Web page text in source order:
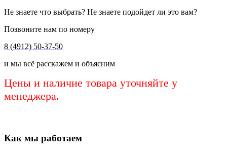
Не знаете что выбрать? Не знаете подойдет ли это вам?
Позвоните нам по номеру
8 (4912) 50-37-50
и мы всё расскажем и объясним
Цены и наличие товара уточняйте у
менеджера.
Как мы работаем